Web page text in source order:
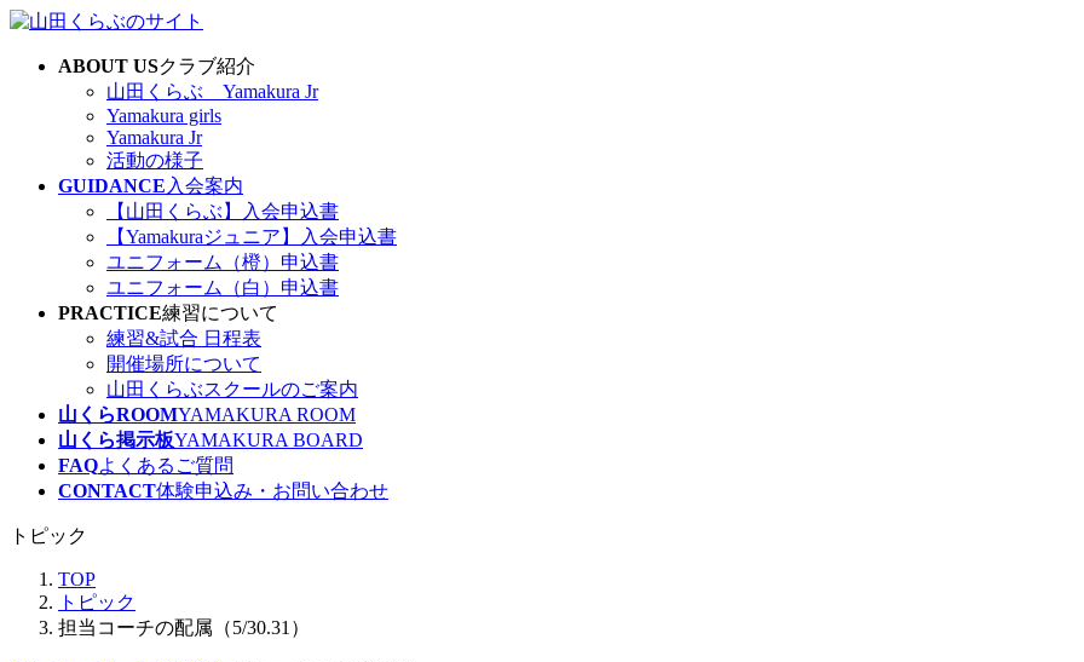
コ
ナ
ABOUT USクラブ紹介
山田くらぶ Yamakura Jr
Yamakura girls
Yamakura Jr
活動の様子
GUIDANCE 入会案内
【山田くらぶ】入会申込書
【Yamakuraジュニア】入会申込書
ユニフォーム（橙）申込書
ユニフォーム（白）申込書
PRACTICE練習について
練習&試合 日程表
開催場所について
山田くらぶスクールのご案内
山くらROOMYAMAKURA ROOM
山くら掲示板YAMAKURA BOARD
FAQよくあるご質問
CONTACT体験申込み・お問い合わせ
トピック
TOP
トピック
担当コーチの配属（5/30.31）